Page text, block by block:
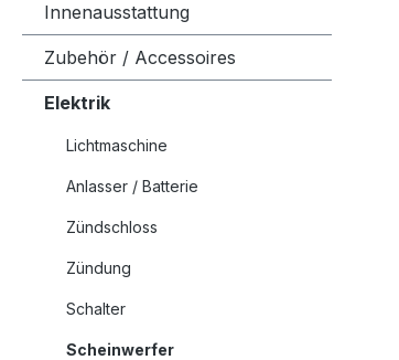
Innenausstattung
Zubehör / Accessoires
Elektrik
Lichtmaschine
Anlasser / Batterie
Zündschloss
Zündung
Schalter
Scheinwerfer